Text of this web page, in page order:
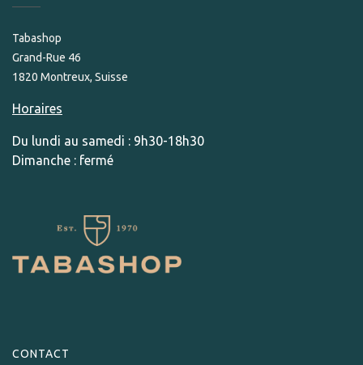
Tabashop
Grand-Rue 46
1820 Montreux, Suisse
Horaires
Du lundi au samedi : 9h30-18h30
Dimanche : fermé
CONTACT